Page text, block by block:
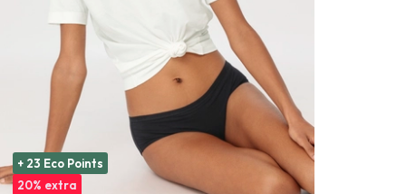
+ 23 Eco Points
20% extra